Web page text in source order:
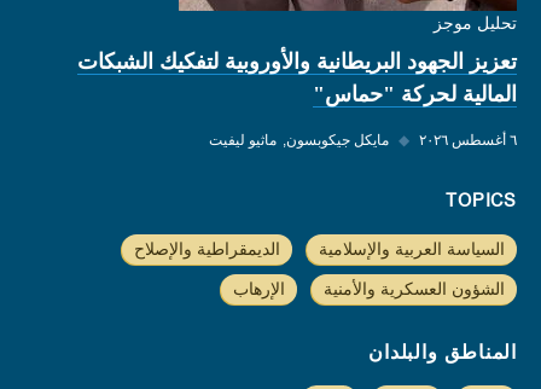
تحليل موجز
تعزيز الجهود البريطانية والأوروبية لتفكيك الشبكات
المالية لحركة "حماس"
٦ أغسطس ٢٠٢٦ ◆ مايكل جيكوبسون ماثيو ليفيت
TOPICS
السياسة العربية والإسلامية الديمقراطية والإصلاح
الشؤون العسكرية والأمنية الإرهاب
المناطق والبلدان